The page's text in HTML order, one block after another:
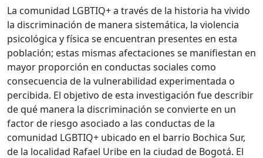
La comunidad LGBTIQ+ a través de la historia ha vivido
la discriminación de manera sistemática, la violencia
psicológica y física se encuentran presentes en esta
población; estas mismas afectaciones se manifiestan en
mayor proporción en conductas sociales como
consecuencia de la vulnerabilidad experimentada o
percibida. El objetivo de esta investigación fue describir
de qué manera la discriminación se convierte en un
factor de riesgo asociado a las conductas de la
comunidad LGBTIQ+ ubicado en el barrio Bochica Sur,
de la localidad Rafael Uribe en la ciudad de Bogotá. El